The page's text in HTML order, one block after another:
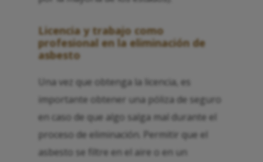
Licencia y trabajo como
profesional en la eliminación de
asbesto
Una vez que obtenga la licencia, es
importante obtener una póliza de seguro
en caso de que algo salga mal durante el
proceso de eliminación. Permitir que el
asbesto se filtre en el aire o en un